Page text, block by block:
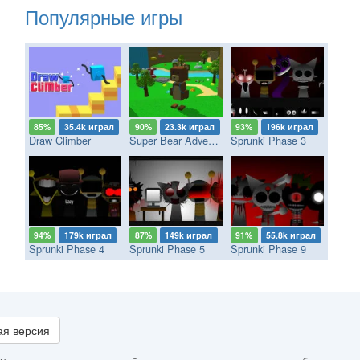
Популярные игры
85% 35.4k играл
Draw Climber
90% 23.3k играл
Super Bear Adventure
93% 196k играл
Sprunki Phase 3
94% 179k играл
Sprunki Phase 4
87% 149k играл
Sprunki Phase 5
91% 55.8k играл
Sprunki Phase 9
версия